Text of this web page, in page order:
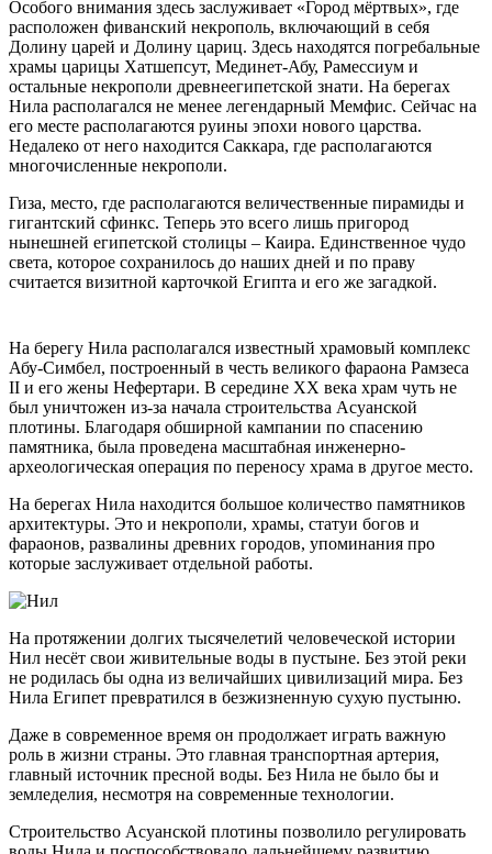
Особого внимания здесь заслуживает «Город мёртвых», где
расположен фиванский некрополь, включающий в себя
Долину царей и Долину цариц. Здесь находятся погребальные
храмы царицы Хатшепсут, Мединет-Абу, Рамессиум и
остальные некрополи древнеегипетской знати. На берегах
Нила располагался не менее легендарный Мемфис. Сейчас на
его месте располагаются руины эпохи нового царства.
Недалеко от него находится Саккара, где располагаются
многочисленные некрополи.
Гиза, место, где располагаются величественные пирамиды и
гигантский сфинкс. Теперь это всего лишь пригород
нынешней египетской столицы – Каира. Единственное чудо
света, которое сохранилось до наших дней и по праву
считается визитной карточкой Египта и его же загадкой.
На берегу Нила располагался известный храмовый комплекс
Абу-Симбел, построенный в честь великого фараона Рамзеса
II и его жены Нефертари. В середине XX века храм чуть не
был уничтожен из-за начала строительства Асуанской
плотины. Благодаря обширной кампании по спасению
памятника, была проведена масштабная инженерно-
археологическая операция по переносу храма в другое место.
На берегах Нила находится большое количество памятников
архитектуры. Это и некрополи, храмы, статуи богов и
фараонов, развалины древних городов, упоминания про
которые заслуживает отдельной работы.
На протяжении долгих тысячелетий человеческой истории
Нил несёт свои живительные воды в пустыне. Без этой реки
не родилась бы одна из величайших цивилизаций мира. Без
Нила Египет превратился в безжизненную сухую пустыню.
Даже в современное время он продолжает играть важную
роль в жизни страны. Это главная транспортная артерия,
главный источник пресной воды. Без Нила не было бы и
земледелия, несмотря на современные технологии.
Строительство Асуанской плотины позволило регулировать